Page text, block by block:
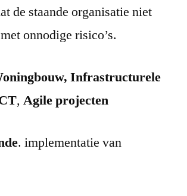
de staande organisatie niet
onnodige risico’s.
Infrastructurele
, Agile projecten
. implementatie van